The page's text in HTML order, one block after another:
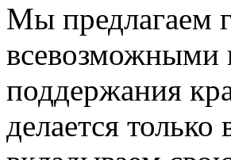
Мы предлагаем
всевозможными
поддержания
делается